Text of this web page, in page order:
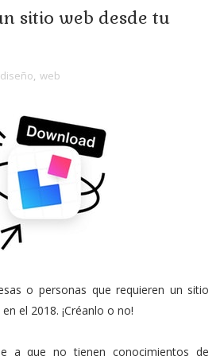
sitio web desde tu
diseño, web
o personas que requieren un sitio
el 2018. ¡Créanlo o no!
a que no tienen conocimientos de